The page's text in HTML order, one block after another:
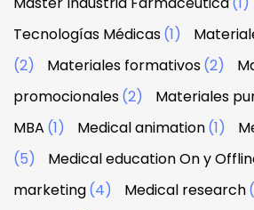
Tecnologías Médicas(1)
(2)
Materiales formativos(2)
promocionales(2) Materiales
MBA (1) Medical animation(1)
(5)
Medical education On y
marketing(4) Medical research